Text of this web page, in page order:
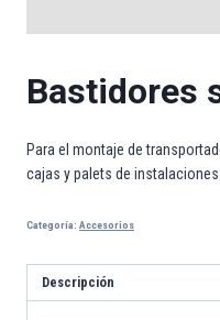
Bastidores
Para el montaje de
cajas y palets de
Categoría: Accesorios
Descripción